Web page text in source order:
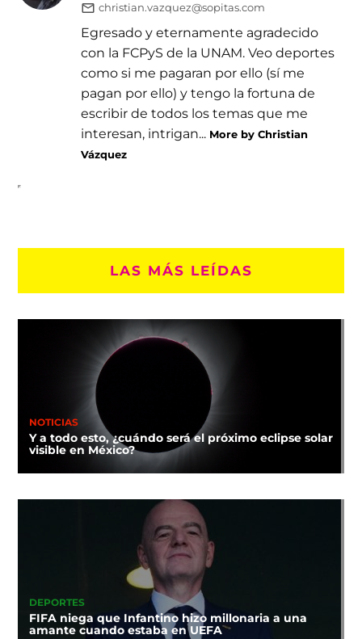
christian.vazquez@sopitas.com
Egresado y eternamente agradecido
con la FCPyS de la UNAM. Veo deportes
como si me pagaran por ello (sí me
pagan por ello) y tengo la fortuna de
escribir de todos los temas que me
interesan, intrigan... More by Christian
Vázquez
LAS MÁS LEÍDAS
NOTICIAS
Y a todo esto, ¿cuándo será el próximo eclipse solar
visible en México?
DEPORTES
FIFA niega que Infantino hizo millonaria a una
amante cuando estaba en UEFA